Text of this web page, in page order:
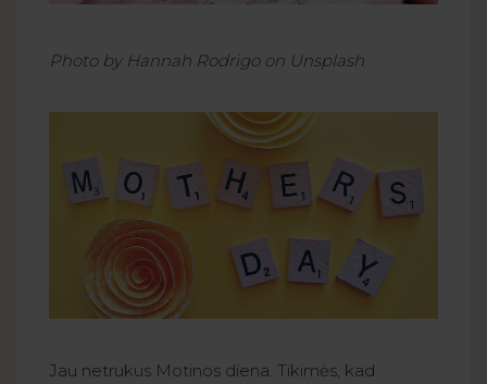
Photo by Hannah Rodrigo on Unsplash
Jau netrukus Motinos diena. Tikimės, kad